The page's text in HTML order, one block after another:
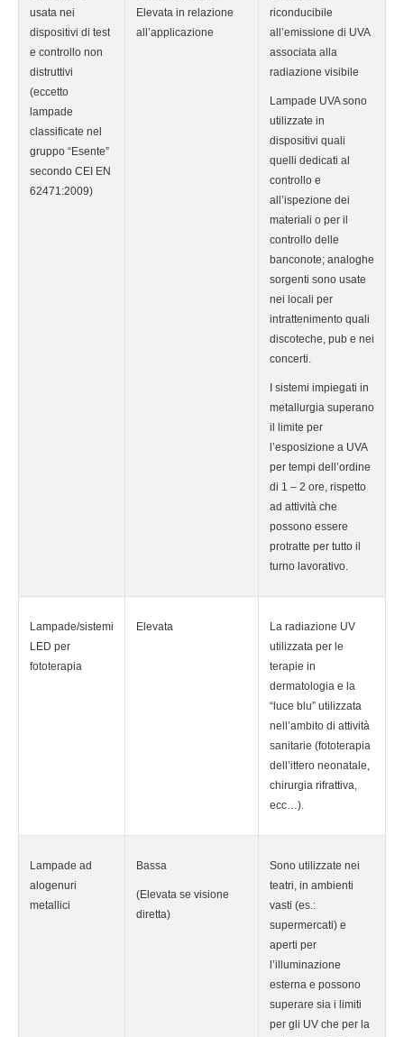
usata nei
dispositivi di test
e controllo non
distruttivi
(eccetto
lampade
classificate nel
gruppo “Esente”
secondo CEI EN
62471:2009)
Elevata in relazione
all’applicazione
riconducibile
all’emissione di UVA
associata alla
radiazione visibile
Lampade UVA sono
utilizzate in
dispositivi quali
quelli dedicati al
controllo e
all’ispezione dei
materiali o per il
controllo delle
banconote; analoghe
sorgenti sono usate
nei locali per
intrattenimento quali
discoteche, pub e nei
concerti.
I sistemi impiegati in
metallurgia superano
il limite per
l’esposizione a UVA
per tempi dell’ordine
di 1 – 2 ore, rispetto
ad attività che
possono essere
protratte per tutto il
turno lavorativo.
Lampade/sistemi
LED per
fototerapia
Elevata
La radiazione UV
utilizzata per le
terapie in
dermatologia e la
“luce blu” utilizzata
nell’ambito di attività
sanitarie (fototerapia
dell’ittero neonatale,
chirurgia rifrattiva,
ecc…).
Lampade ad
alogenuri
metallici
Bassa
(Elevata se visione
diretta)
Sono utilizzate nei
teatri, in ambienti
vasti (es.:
supermercati) e
aperti per
l’illuminazione
esterna e possono
superare sia i limiti
per gli UV che per la